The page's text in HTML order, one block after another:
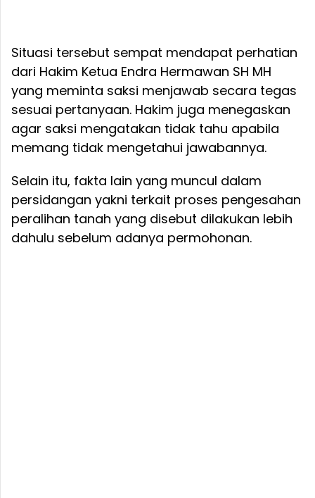
Situasi tersebut sempat mendapat perhatian
dari Hakim Ketua Endra Hermawan SH MH
yang meminta saksi menjawab secara tegas
sesuai pertanyaan. Hakim juga menegaskan
agar saksi mengatakan tidak tahu apabila
memang tidak mengetahui jawabannya.
Selain itu, fakta lain yang muncul dalam
persidangan yakni terkait proses pengesahan
peralihan tanah yang disebut dilakukan lebih
dahulu sebelum adanya permohonan.